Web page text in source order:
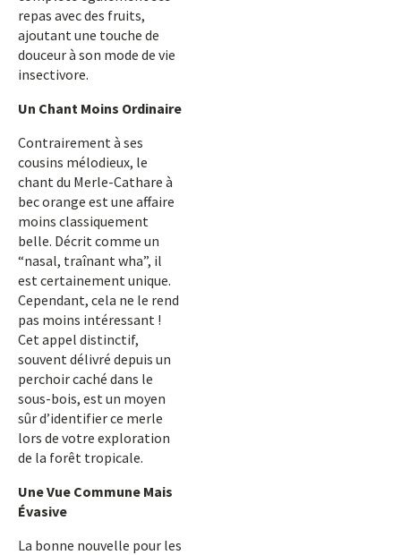
repas avec des fruits,
ajoutant une touche de
douceur à son mode de vie
insectivore.
Un Chant Moins Ordinaire
Contrairement à ses
cousins mélodieux, le
chant du Merle-Cathare à
bec orange est une affaire
moins classiquement
belle. Décrit comme un
“nasal, traînant wha”, il
est certainement unique.
Cependant, cela ne le rend
pas moins intéressant !
Cet appel distinctif,
souvent délivré depuis un
perchoir caché dans le
sous-bois, est un moyen
sûr d’identifier ce merle
lors de votre exploration
de la forêt tropicale.
Une Vue Commune Mais
Évasive
La bonne nouvelle pour les